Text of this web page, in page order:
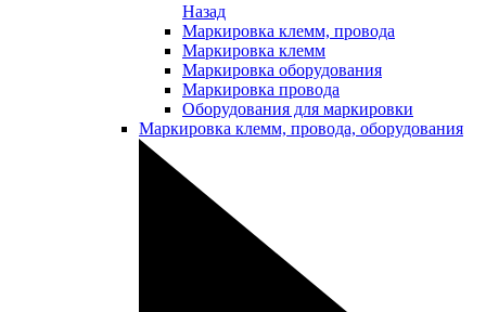
Назад
Маркировка клемм, провода
Маркировка клемм
Маркировка оборудования
Маркировка провода
Оборудования для маркировки
Маркировка клемм, провода, оборудования